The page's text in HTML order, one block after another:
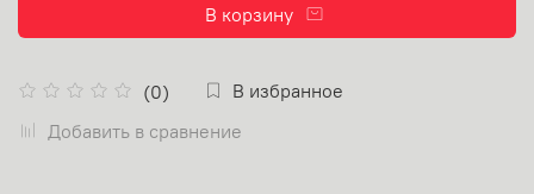
(0)
В избранное
Добавить в сравнение
В корзину